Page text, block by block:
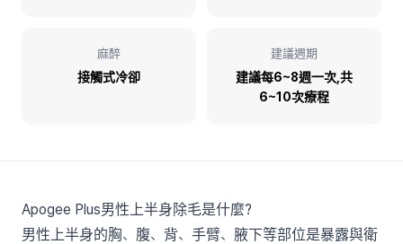
麻醉
接觸式冷卻
建議週期
建議每6~8週一次,共
6~10次療程
Apogee Plus男性上半身除毛是什麼?
男性上半身的胸、腹、背、手臂、腋下等部位是暴露與衛